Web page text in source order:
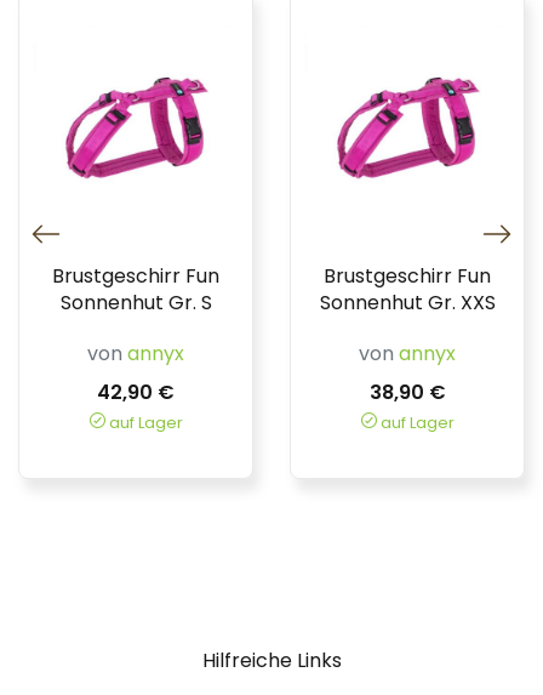
Brustgeschirr Fun
Sonnenhut Gr. S
von annyx
42,90 €
auf Lager
Brustgeschirr Fun
Sonnenhut Gr. XXS
von annyx
38,90 €
auf Lager
Hilfreiche Links